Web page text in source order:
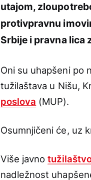
utajom,
protivpravnu
Srbije i pravna lica
Oni su uhapšeni po
tužilaštava u Nišu,
poslova (MUP).
Osumnjičeni će, uz
Više javno
nadležnost